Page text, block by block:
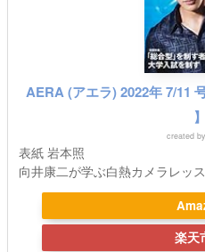
AERA (アエラ) 2022年 7/11
】
created by
表紙 岩本照
向井康二が学ぶ白熱カメラレッ
楽天